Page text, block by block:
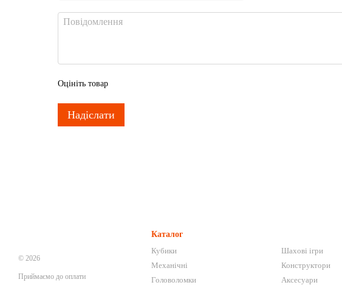
Оцініть товар
Надіслати
© 2026
Приймаємо до оплати
Каталог
Кубики
Механічні
Головоломки
Шахові ігри
Конструктори
Аксесуари